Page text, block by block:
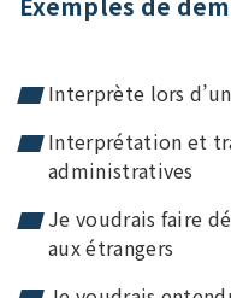
Interprète lors
Interprétation et
administratives
Je voudrais faire
aux étrangers